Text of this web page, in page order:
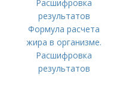
Формула расчета
жира в организме.
Расшифровка
результатов